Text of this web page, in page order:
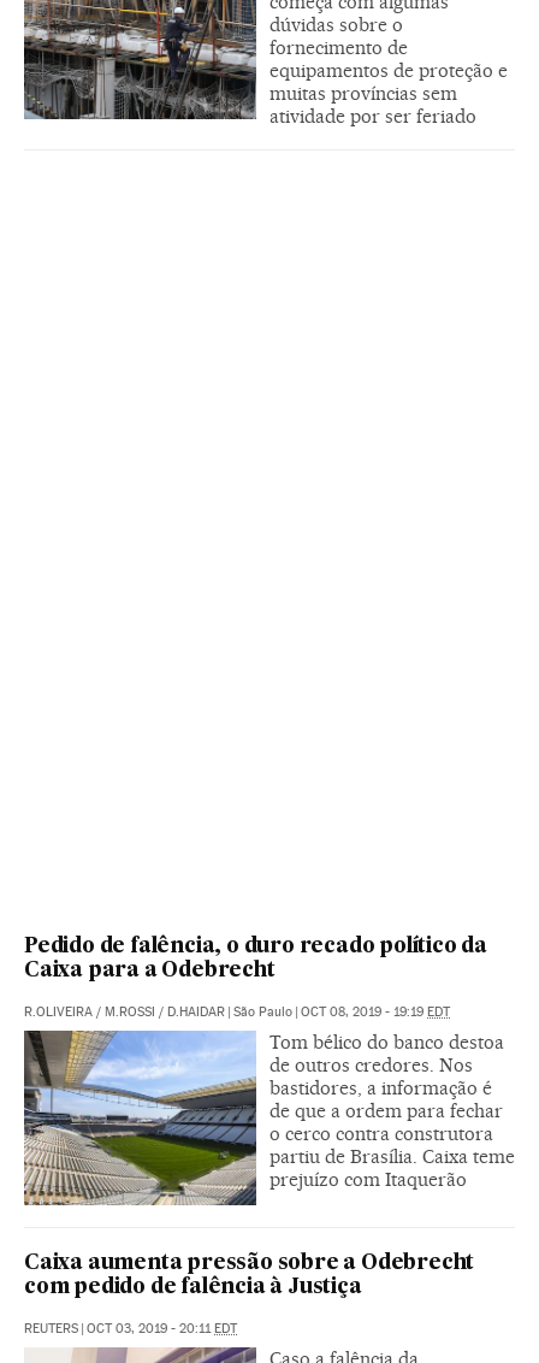
dúvidas sobre o
fornecimento de
equipamentos de proteção e
muitas províncias sem
atividade por ser feriado
Pedido de falência, o duro recado político da
Caixa para a Odebrecht
R.OLIVEIRA / M.ROSSI / D.HAIDAR | São Paulo | OCT 08, 2019 - 19:19 EDT
Tom bélico do banco destoa
de outros credores. Nos
bastidores, a informação é
de que a ordem para fechar
o cerco contra construtora
partiu de Brasília. Caixa teme
prejuízo com Itaquerão
Caixa aumenta pressão sobre a Odebrecht
com pedido de falência à Justiça
REUTERS | OCT 03, 2019 - 20:11EDT